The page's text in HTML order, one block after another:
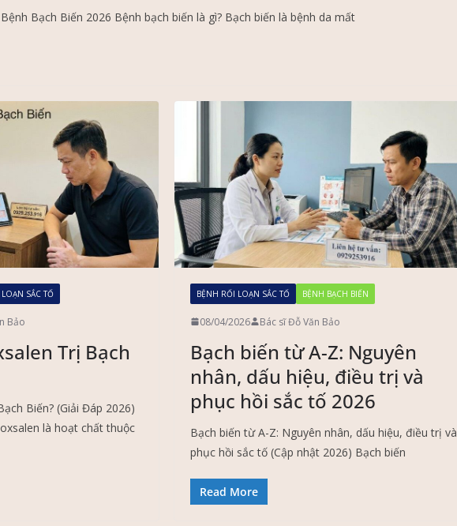
Bạch Biến 2026 Bệnh bạch biến là gì? Bạch biến là bệnh da mất
SẮC TỐ
Bảo
Trị Bạch
Biến? (Giải Đáp 2026)
là hoạt chất thuộc
BỆNH RỐI LOẠN SẮC TỐ BỆNH BẠCH BIẾN
08/04/2026 Bác sĩ Đỗ Văn Bảo
Bạch biến từ A-Z: Nguyên
nhân, dấu hiệu, điều trị và
phục hồi sắc tố 2026
Bạch biến từ A-Z: Nguyên nhân, dấu hiệu, điều trị và
phục hồi sắc tố (Cập nhật 2026) Bạch biến
Read More